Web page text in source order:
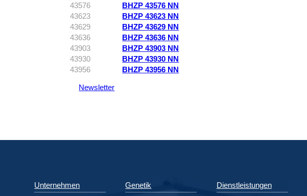
43576
BHZP 43576 NN
43623
BHZP 43623 NN
43629
BHZP 43629 NN
43636
BHZP 43636 NN
43903
BHZP 43903 NN
43930
BHZP 43930 NN
43956
BHZP 43956 NN
Newsletter
Unternehmen Genetik Dienstleistungen